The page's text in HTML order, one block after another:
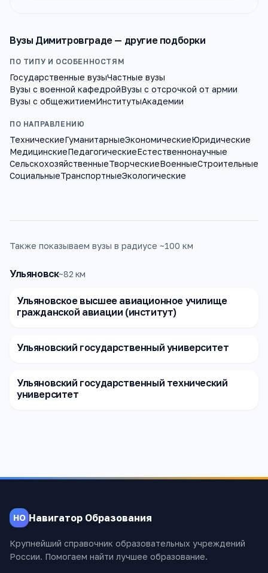
Вузы Димитровграде— другие подборки
ПО ТИПУ И ОСОБЕННОСТЯМ
Государственные вузыЧастные вузы
Вузы с военной кафедройВузы с отсрочкой от армии
Вузы с общежитиемИнститутыАкадемии
ПО НАПРАВЛЕНИЮ
ТехническиеГуманитарныеЭкономическиеЮридические
МедицинскиеПедагогическиеЕстественнонаучные
СельскохозяйственныеТворческиеВоенныеСтроительные
СоциальныеТранспортныеЭкологические
Также показываем вузы в радиусе ~100 км
Ульяновск~82 км
Ульяновское высшее авиационное училище
гражданской авиации (институт)
Ульяновский государственный университет
Ульяновский государственный технический
университет
НО Навигатор Образования
Крупнейший справочник образовательных учреждений
России. Помогаем найти лучшее образование.